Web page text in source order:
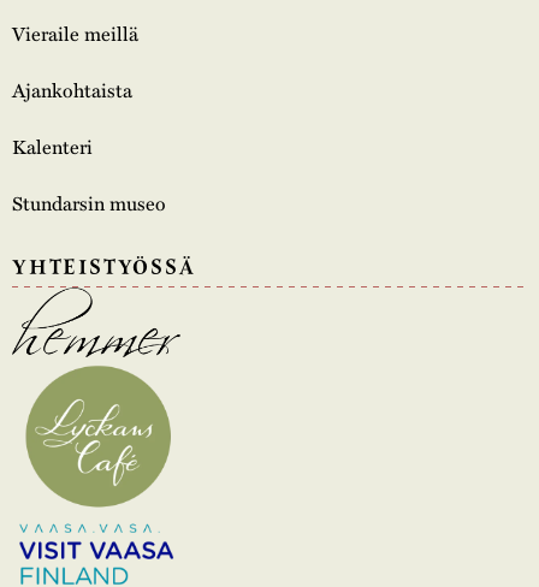
Vieraile meillä
Ajankohtaista
Kalenteri
Stundarsin museo
YHTEISTYÖSSÄ